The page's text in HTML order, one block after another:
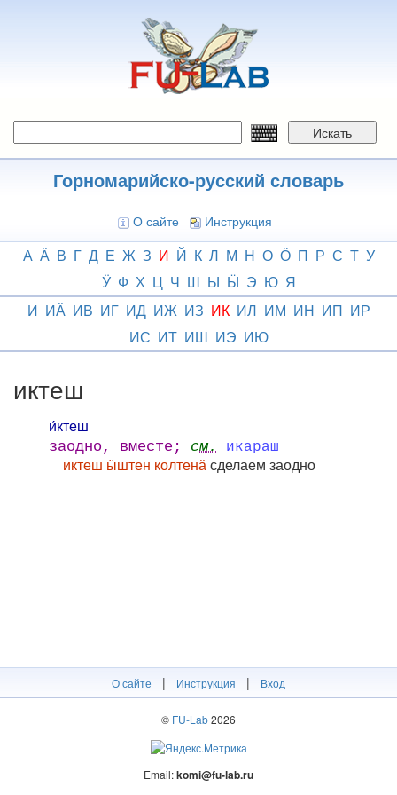
Искать
Горномарийско-русский словарь
О сайте Инструкция
А Ӓ В Г Д Е Ж З И Й К Л М Н О Ӧ П Р С Т У
Ӱ Ф Х Ц Ч Ш Ы Ӹ Э Ю Я
И ИӒ ИВ ИГ ИД ИЖ ИЗ ИК ИЛ ИМ ИН ИП ИР
ИС ИТ ИШ ИЭ ИЮ
иктеш
и́ктеш
заодно, вместе; см. икараш
иктеш ӹштен колтенӓсделаем заодно
О сайте | Инструкция | Вход
© FU-Lab2026
Email:komi@fu-lab.ru